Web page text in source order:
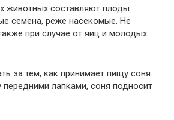
животных составляют плоды
семена, реже насекомые. Не
при случае от яиц и молодых
за тем, как принимает пищу соня.
лапками, соня подносит